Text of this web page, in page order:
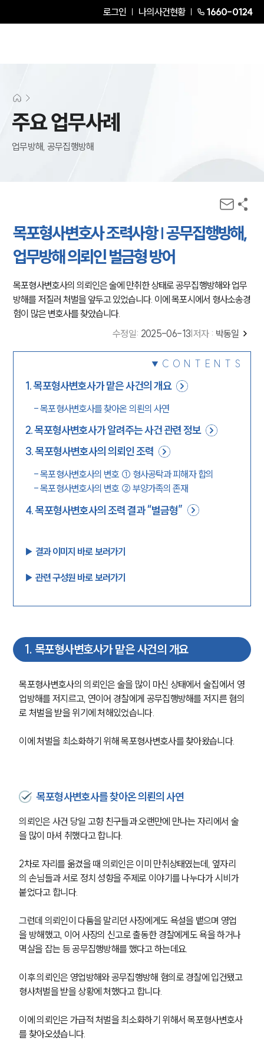
로그인 나의사건현황 1660-0124
주요 업무사례
업무방해, 공무집행방해
목포형사변호사 조력사항 | 공무집행방해,
업무방해 의뢰인 벌금형 방어
목포형사변호사의 의뢰인은 술에 만취한 상태로 공무집행방해와 업무
방해를 저질러 처벌을 앞두고 있었습니다. 이에 목포시에서 형사소송경
험이 많은 변호사를 찾았습니다.
수정일: 2025-06-13 저자 : 박동일
CONTENTS
1.목포형사변호사가 맡은 사건의 개요
-목포형사변호사를 찾아온 의뢴의 사연
2.목포형사변호사가 알려주는 사건 관련 정보
3.목포형사변호사의 의뢰인 조력
-목포형사변호사의 변호 ① 형사공탁과 피해자 합의
-목포형사변호사의 변호 ② 부양가족의 존재
4.목포형사변호사의 조력 결과 “벌금형”
▶︎ 결과 이미지 바로 보러가기
▶︎ 관련 구성원 바로 보러가기
1. 목포형사변호사가 맡은 사건의 개요
목포형사변호사의 의뢰인은 술을 많이 마신 상태에서 술집에서 영
업방해를 저지르고, 연이어 경찰에게 공무집행방해를 저지른 혐의
로 처벌을 받을 위기에 처해있었습니다.
이에 처벌을 최소화하기 위해 목포형사변호사를 찾아왔습니다.
목포형사변호사를 찾아온 의뢴의 사연
의뢰인은 사건 당일 고향 친구들과 오랜만에 만나는 자리에서 술
을 많이 마셔 취했다고 합니다.
2차로 자리를 옮겼을 때 의뢰인은 이미 만취상태였는데, 옆자리
의 손님들과 서로 정치 성향을 주제로 이야기를 나누다가 시비가
붙었다고 합니다.
그런데 의뢰인이 다툼을 말리던 사장에게도 욕설을 뱉으며 영업
을 방해했고, 이어 사장의 신고로 출동한 경찰에게도 욕을 하거나
멱살을 잡는 등 공무집행방해를 했다고 하는데요.
이후 의뢰인은 영업방해와 공무집행방해 혐의로 경찰에 입건됐고
형사처벌을 받을 상황에 처했다고 합니다.
이에 의뢰인은 가급적 처벌을 최소화하기 위해서 목포형사변호사
를 찾아오셨습니다.